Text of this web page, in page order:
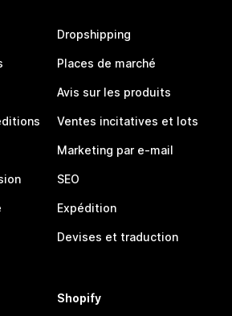
Dropshipping
Places de marché
Avis sur les produits
Ventes incitatives et lots
Marketing par e-mail
SEO
Expédition
Devises et traduction
Shopify